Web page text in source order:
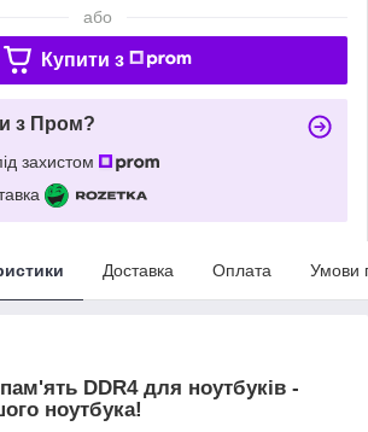
або
Купити з
з Пром?
захистом
Доставка Оплата Умови
DDR4 для ноутбуків -
ноутбука!